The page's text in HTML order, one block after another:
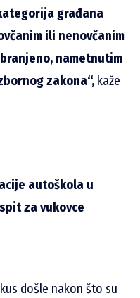
građana
ili nenovčanim
nametnutim
zakona“, kaže
autoškola u
za vukovce
došle nakon što su